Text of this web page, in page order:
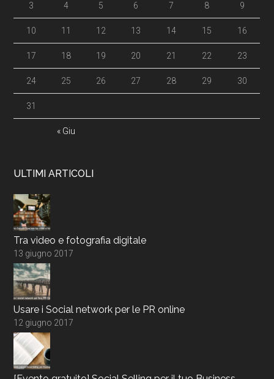
« Giu
3 4 5 6 7 8 9
10 11 12 13 14 15 16
17 18 19 20 21 22 23
24 25 26 27 28 29 30
31
ULTIMI ARTICOLI
Tra video e fotografia digitale
13 giugno 2017
Usare i Social network per le PR online
12 giugno 2017